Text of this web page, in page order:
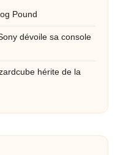
Pound
dévoile sa console
hérite de la